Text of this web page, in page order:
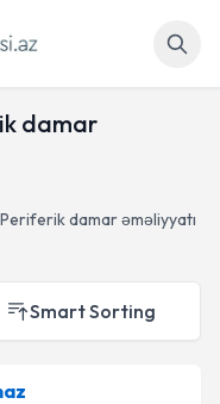
damar
Periferik damar əməliyyatı
Smart Sorting